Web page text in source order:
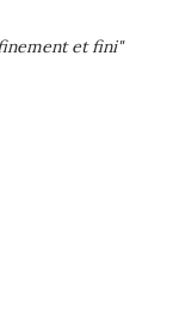
et fini"